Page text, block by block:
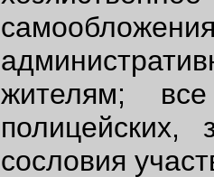
жителям;
сословия